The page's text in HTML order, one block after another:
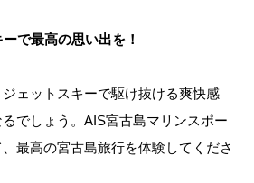
で最高の思い出を！
ェットスキーで駆け抜ける爽快感
でしょう。AIS宮古島マリンスポー
最高の宮古島旅行を体験してくださ